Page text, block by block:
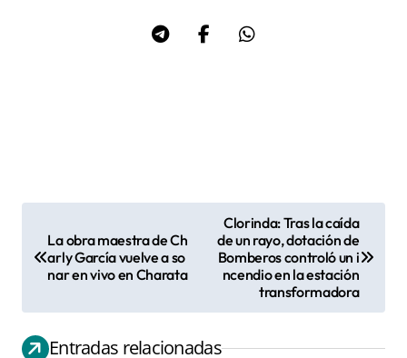
e
g
La obra maestra de Ch
arly García vuelve a so
nar en vivo en Charata
Clorinda: Tras la caída
de un rayo, dotación de
Bomberos controló un i
ncendio en la estación
transformadora
Entradas relacionadas